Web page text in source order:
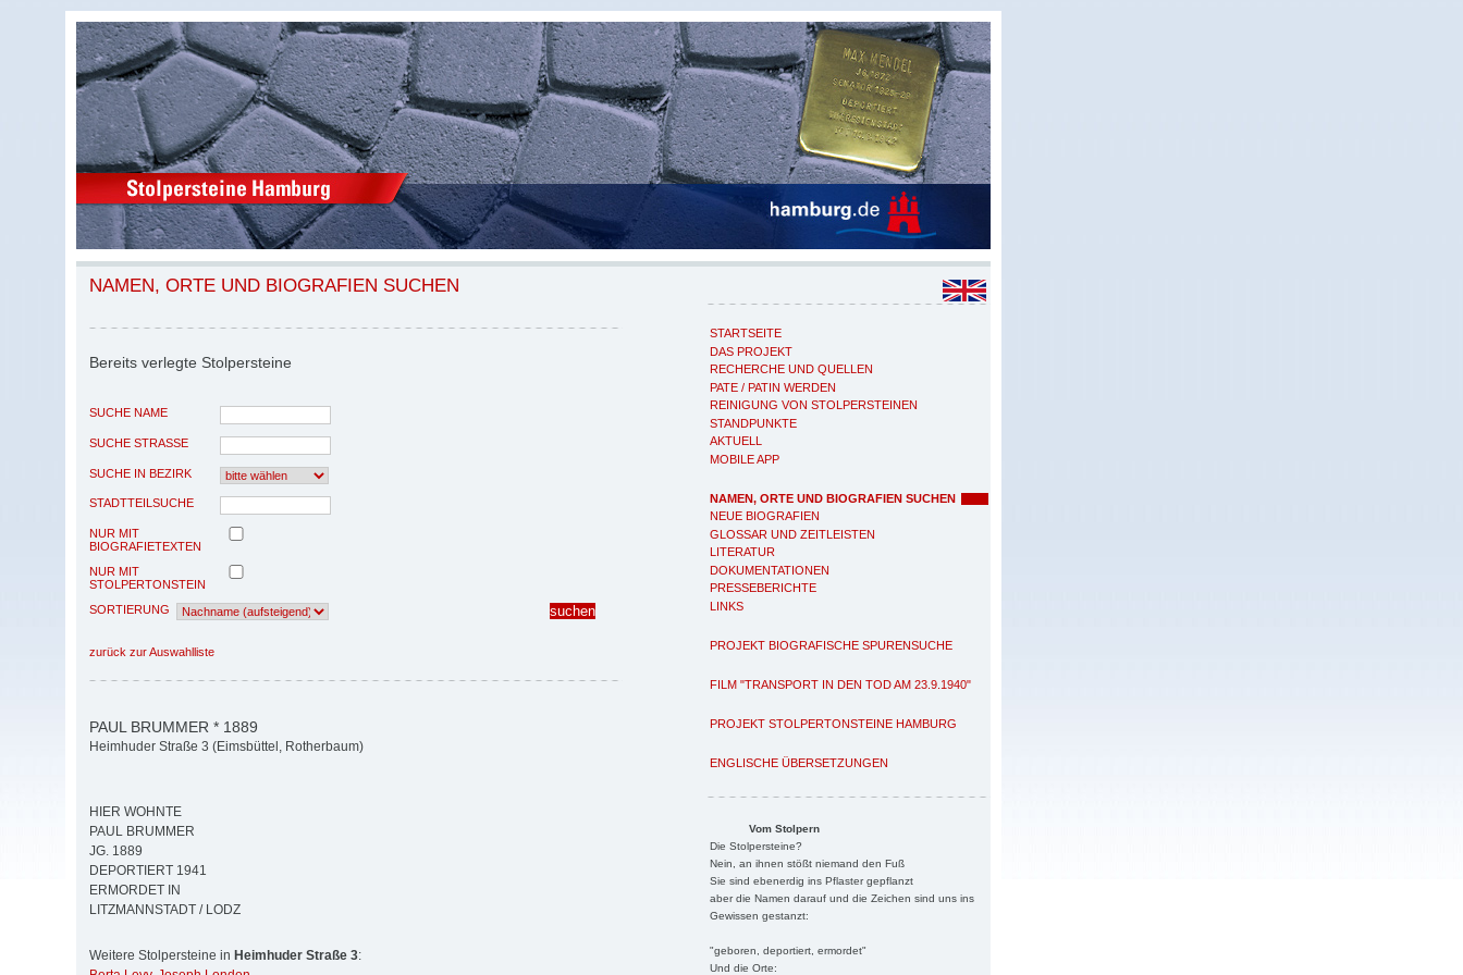
STARTSEITE
DAS PROJEKT
RECHERCHE UND QUELLEN
PATE / PATIN WERDEN
REINIGUNG VON STOLPERSTEINEN
STANDPUNKTE
AKTUELL
MOBILE APP
NAMEN, ORTE UND BIOGRAFIEN SUCHEN
NEUE BIOGRAFIEN
GLOSSAR UND ZEITLEISTEN
LITERATUR
DOKUMENTATIONEN
PRESSEBERICHTE
LINKS
PROJEKT BIOGRAFISCHE SPURENSUCHE
FILM "TRANSPORT IN DEN TOD AM 23.9.1940"
PROJEKT STOLPERTONSTEINE HAMBURG
ENGLISCHE ÜBERSETZUNGEN
Vom Stolpern
Die Stolpersteine?
Nein, an ihnen stößt niemand den Fuß
Sie sind ebenerdig ins Pflaster gepflanzt
aber die Namen darauf und die Zeichen sind uns ins
Gewissen gestanzt:
"geboren, deportiert, ermordet"
Und die Orte:
NAMEN, ORTE UND BIOGRAFIEN SUCHEN
Bereits verlegte Stolpersteine
SUCHE NAME
SUCHE STRASSE
SUCHE IN BEZIRK
STADTTEILSUCHE
NUR MIT
BIOGRAFIETEXTEN
NUR MIT
STOLPERTONSTEIN
SORTIERUNG
zurück zur Auswahlliste
PAUL BRUMMER * 1889
Heimhuder Straße 3 (Eimsbüttel, Rotherbaum)
HIER WOHNTE
PAUL BRUMMER
JG. 1889
DEPORTIERT 1941
ERMORDET IN
LITZMANNSTADT / LODZ
Weitere Stolpersteine in Heimhuder Straße 3: